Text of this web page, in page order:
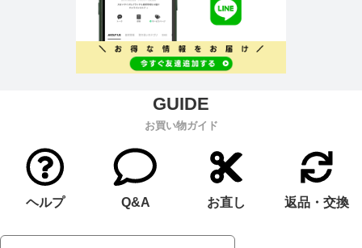
お買い物ガイド
ヘルプ Q&A お直し 返品・交換